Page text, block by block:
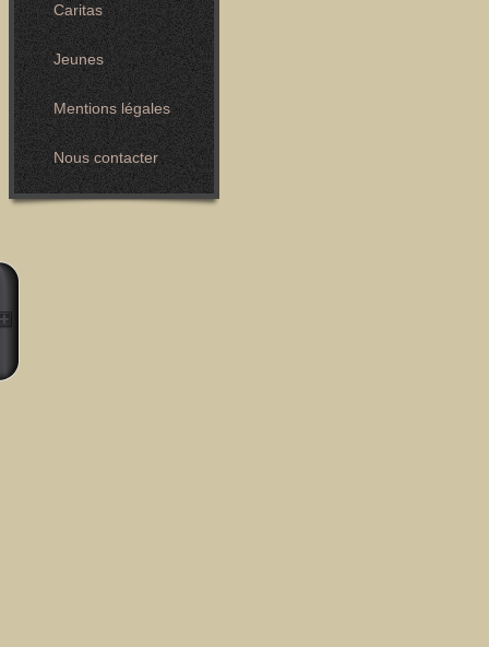
Caritas
Jeunes
Mentions légales
Nous contacter